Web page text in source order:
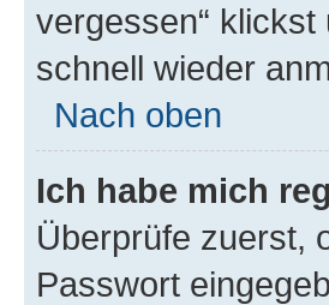
vergessen“
schnell wieder
Nach oben
Ich habe mich
Überprüfe zuerst,
Passwort